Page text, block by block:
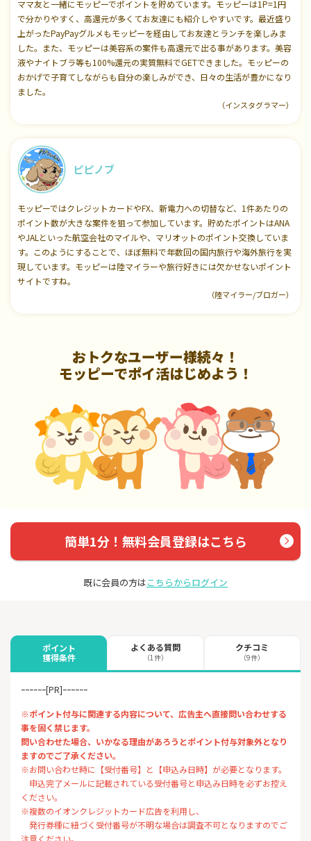
ママ友と一緒にモッピーでポイントを貯めています。モッピーは1P=1円
で分かりやすく、高還元が多くてお友達にも紹介しやすいです。最近盛り
上がったPayPayグルメもモッピーを経由してお友達とランチを楽しみま
した。また、モッピーは美容系の案件も高還元で出る事があります。美容
液やナイトブラ等も100%還元の実質無料でGETできました。モッピーの
おかげで子育てしながらも自分の楽しみができ、日々の生活が豊かになり
ました。
（インスタグラマー）
ピピノブ
モッピーではクレジットカードやFX、新電力への切替など、1件あたりの
ポイント数が大きな案件を狙って参加しています。貯めたポイントはANA
やJALといった航空会社のマイルや、マリオットのポイント交換していま
す。このようにすることで、ほぼ無料で年数回の国内旅行や海外旅行を実
現しています。モッピーは陸マイラーや旅行好きには欠かせないポイント
サイトですね。
（陸マイラー/ブロガー）
おトクなユーザー様続々！
モッピーでポイ活はじめよう！
簡単1分！無料会員登録はこちら
既に会員の方はこちらからログイン
ポイント
獲得条件
よくある質問
（1件）
クチコミ
（9件）
ｰｰｰｰｰｰ[PR]ｰｰｰｰｰｰ
※ポイント付与に関連する内容について、広告主へ直接問い合わせする
事を固く禁じます。
問い合わせた場合、いかなる理由があろうとポイント付与対象外となり
ますのでご了承ください。
※お問い合わせ時に【受付番号】と【申込み日時】が必要となります。
申込完了メールに記載されている受付番号と申込み日時を必ずお控え
ください。
※複数のイオンクレジットカード広告を利用し、
発行券種に紐づく受付番号が不明な場合は調査不可となりますのでご
注意ください。